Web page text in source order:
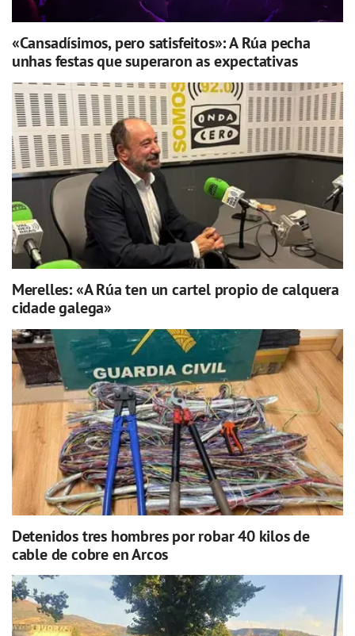
«Cansadísimos, pero satisfeitos»: A Rúa pecha
unhas festas que superaron as expectativas
Merelles: «A Rúa ten un cartel propio de calquera
cidade galega»
Detenidos tres hombres por robar 40 kilos de
cable de cobre en Arcos